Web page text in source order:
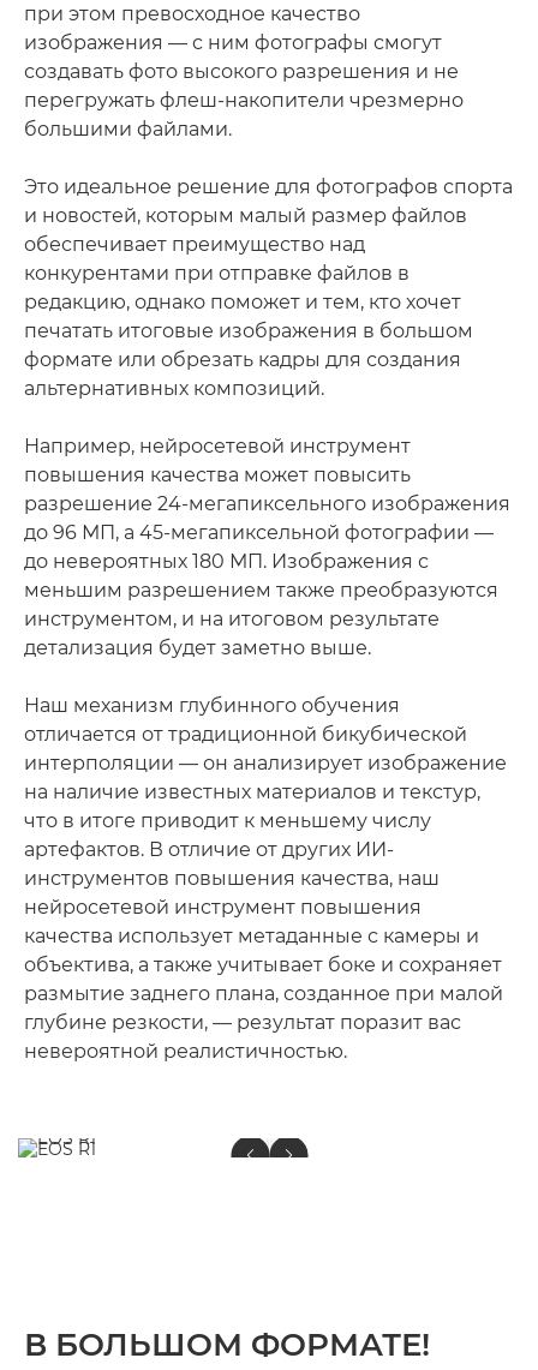
при этом превосходное качество
изображения — с ним фотографы смогут
создавать фото высокого разрешения и не
перегружать флеш-накопители чрезмерно
большими файлами.
Это идеальное решение для фотографов спорта
и новостей, которым малый размер файлов
обеспечивает преимущество над
конкурентами при отправке файлов в
редакцию, однако поможет и тем, кто хочет
печатать итоговые изображения в большом
формате или обрезать кадры для создания
альтернативных композиций.
Например, нейросетевой инструмент
повышения качества может повысить
разрешение 24-мегапиксельного изображения
до 96 МП, а 45-мегапиксельной фотографии —
до невероятных 180 МП. Изображения с
меньшим разрешением также преобразуются
инструментом, и на итоговом результате
детализация будет заметно выше.
Наш механизм глубинного обучения
отличается от традиционной бикубической
интерполяции — он анализирует изображение
на наличие известных материалов и текстур,
что в итоге приводит к меньшему числу
артефактов. В отличие от других ИИ-
инструментов повышения качества, наш
нейросетевой инструмент повышения
качества использует метаданные с камеры и
объектива, а также учитывает боке и сохраняет
размытие заднего плана, созданное при малой
глубине резкости, — результат поразит вас
невероятной реалистичностью.
В БОЛЬШОМ ФОРМАТЕ!